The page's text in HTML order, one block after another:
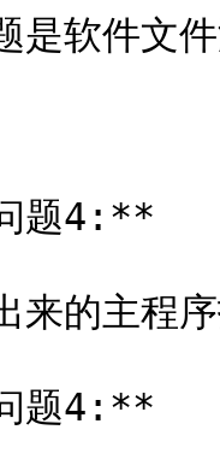
是软件文
题4:**
来的主程
题4:**